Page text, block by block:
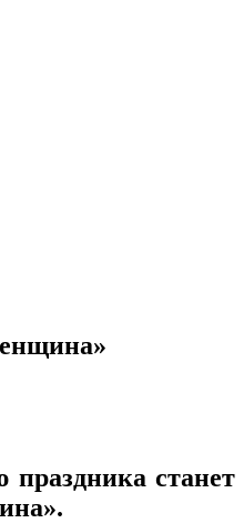
праздника станет